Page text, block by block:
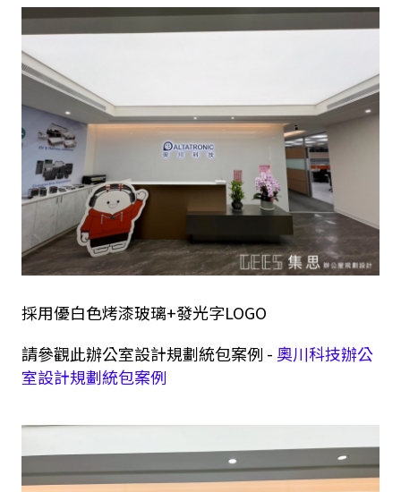
採用優白色烤漆玻璃+發光字LOGO
請參觀此辦公室設計規劃統包案例 - 奧川科技辦公
室設計規劃統包案例